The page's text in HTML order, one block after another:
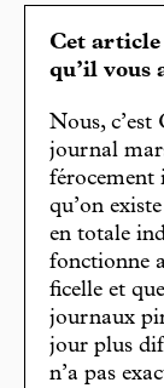
Cet article
qu’il vous
Nous,
journal
férocement
qu’on
en totale
fonctionne
ficelle et
journaux
jour plus
n’a pas